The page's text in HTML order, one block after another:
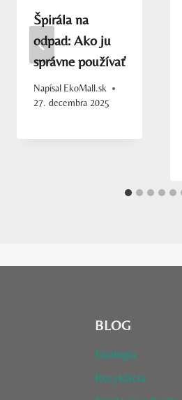
Špirála na
odpad: Ako ju
správne používať
Napísal EkoMall.sk
27. decembra 2025
BLOG
Ekologia
Recyklácia